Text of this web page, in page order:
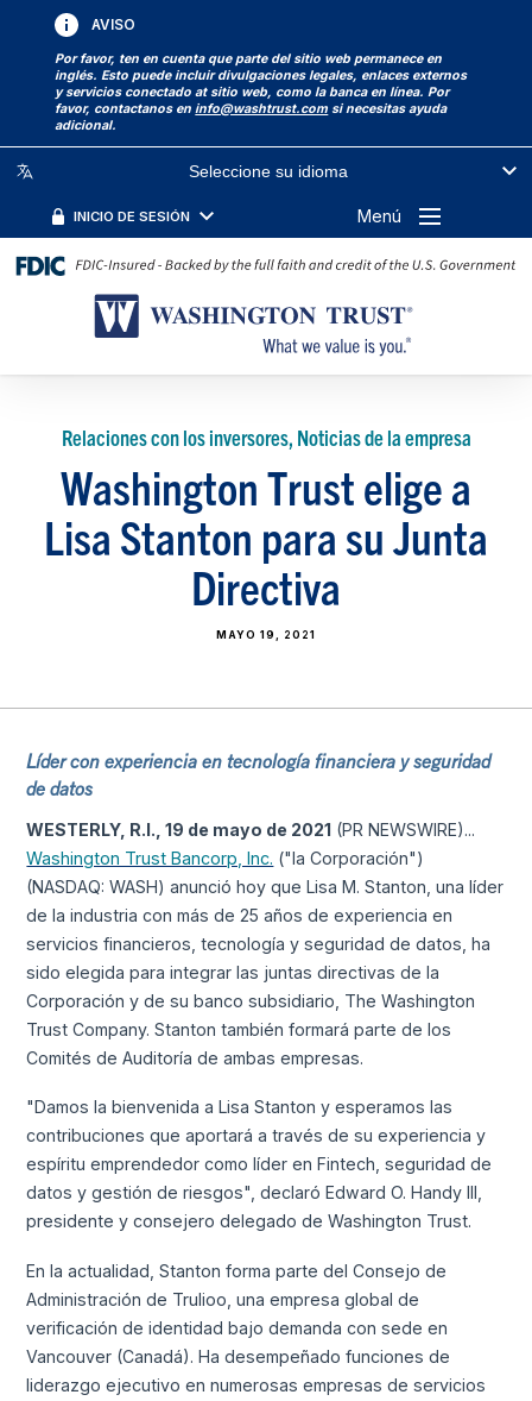
AVISO
Por favor, ten en cuenta que parte del sitio web permanece en
inglés. Esto puede incluir divulgaciones legales, enlaces externos
y servicios conectado at sitio web, como la banca en línea. Por
favor, contactanos eninfo@washtrust.com si necesitas ayuda
adicional.
Seleccione su idioma
INICIO DE SESIÓN Menú
Relaciones con los inversores, Noticias de la empresa
Washington Trust elige a
Lisa Stanton para su Junta
Directiva
MAYO 19, 2021
Líder con experiencia en tecnología financiera y seguridad
de datos
WESTERLY, R.I., 19 de mayo de 2021 (PR NEWSWIRE)...
Washington Trust Bancorp, Inc. ("la Corporación")
(NASDAQ: WASH) anunció hoy que Lisa M. Stanton, una líder
de la industria con más de 25 años de experiencia en
servicios financieros, tecnología y seguridad de datos, ha
sido elegida para integrar las juntas directivas de la
Corporación y de su banco subsidiario, The Washington
Trust Company. Stanton también formará parte de los
Comités de Auditoría de ambas empresas.
"Damos la bienvenida a Lisa Stanton y esperamos las
contribuciones que aportará a través de su experiencia y
espíritu emprendedor como líder en Fintech, seguridad de
datos y gestión de riesgos", declaró Edward O. Handy III,
presidente y consejero delegado de Washington Trust.
En la actualidad, Stanton forma parte del Consejo de
Administración de Trulioo, una empresa global de
verificación de identidad bajo demanda con sede en
Vancouver (Canadá). Ha desempeñado funciones de
liderazgo ejecutivo en numerosas empresas de servicios